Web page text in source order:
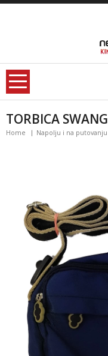
TORBICA SWANG
Home Napolju i na putovanju